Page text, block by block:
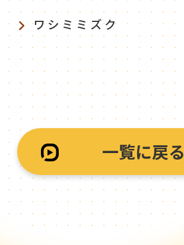
ワシミミズク
一覧に戻る